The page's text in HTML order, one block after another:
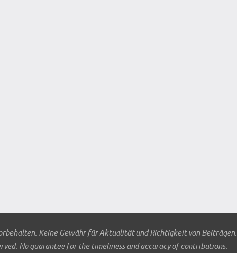
Keine Gewähr für Aktualität und Richtigkeit von Beiträgen.
No guarantee for the timeliness and accuracy of contributions.